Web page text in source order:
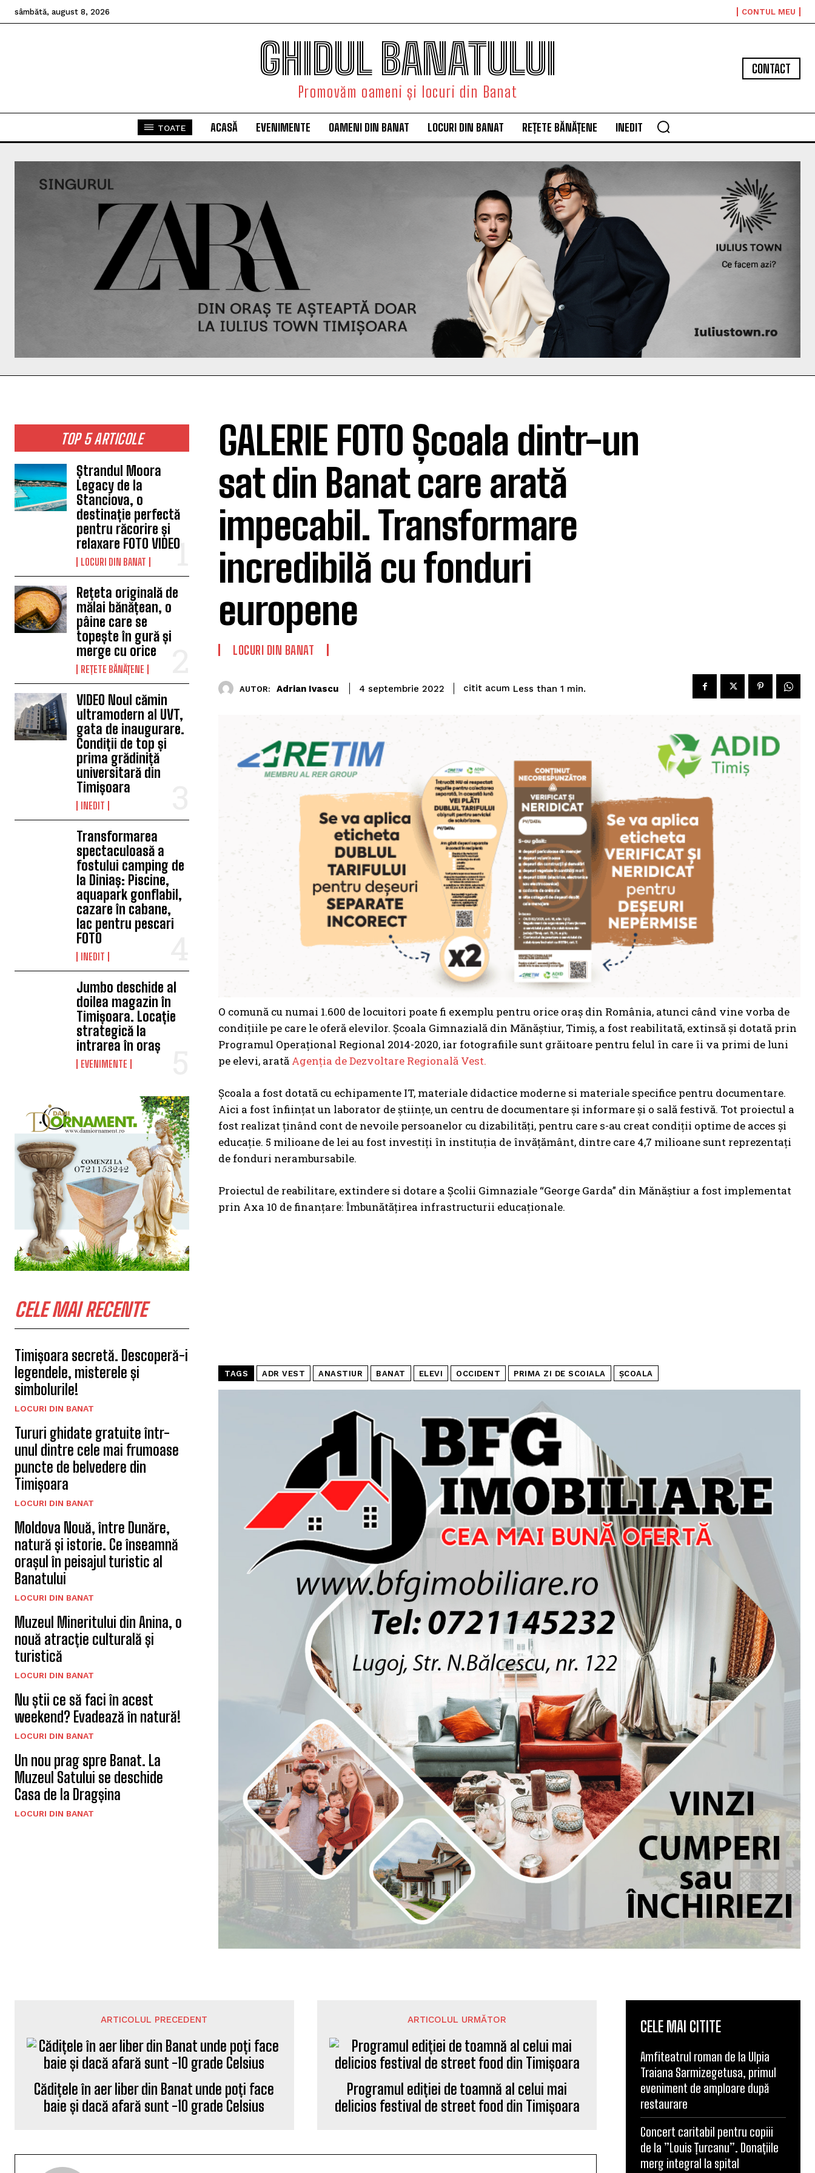
sâmbătă, august 8, 2026 CONTUL MEU
GHIDUL BANATULUI
Promovăm oameni și locuri din Banat
CONTACT
TOATE ACASĂ EVENIMENTE OAMENI DIN BANAT LOCURI DIN BANAT REȚETE BĂNĂȚENE INEDIT
TOP 5 ARTICOLE
Ștrandul Moora
Legacy de la
Stanciova, o
destinație perfectă
pentru răcorire și
relaxare FOTO VIDEO
LOCURI DIN BANAT
Rețeta originală de
mălai bănățean, o
pâine care se
topește în gură și
merge cu orice
REȚETE BĂNĂȚENE
VIDEO Noul cămin
ultramodern al UVT,
gata de inaugurare.
Condiții de top și
prima grădiniță
universitară din
Timișoara
INEDIT
Transformarea
spectaculoasă a
fostului camping de
la Diniaș: Piscine,
aquapark gonflabil,
cazare în cabane,
lac pentru pescari
FOTO
INEDIT
Jumbo deschide al
doilea magazin în
Timișoara. Locație
strategică la
intrarea în oraș
EVENIMENTE
CELE MAI RECENTE
Timișoara secretă. Descoperă-i
legendele, misterele și
simbolurile!
LOCURI DIN BANAT
Tururi ghidate gratuite într-
unul dintre cele mai frumoase
puncte de belvedere din
Timișoara
LOCURI DIN BANAT
Moldova Nouă, între Dunăre,
natură și istorie. Ce înseamnă
orașul în peisajul turistic al
Banatului
LOCURI DIN BANAT
Muzeul Mineritului din Anina, o
nouă atracție culturală și
turistică
LOCURI DIN BANAT
Nu știi ce să faci în acest
weekend? Evadează în natură!
LOCURI DIN BANAT
Un nou prag spre Banat. La
Muzeul Satului se deschide
Casa de la Dragșina
LOCURI DIN BANAT
GALERIE FOTO Școala dintr-un
sat din Banat care arată
impecabil. Transformare
incredibilă cu fonduri
europene
LOCURI DIN BANAT
AUTOR: Adrian Ivascu 4 septembrie 2022 citit acum Less than 1 min.
O comună cu numai 1.600 de locuitori poate fi exemplu pentru orice oraș din România, atunci când vine vorba de
condițiile pe care le oferă elevilor. Școala Gimnazială din Mănăștiur, Timiș, a fost reabilitată, extinsă și dotată prin
Programul Operațional Regional 2014-2020, iar fotografiile sunt grăitoare pentru felul în care îi va primi de luni
pe elevi, arată Agenția de Dezvoltare Regională Vest.
Școala a fost dotată cu echipamente IT, materiale didactice moderne si materiale specifice pentru documentare.
Aici a fost înființat un laborator de științe, un centru de documentare și informare și o sală festivă. Tot proiectul a
fost realizat ținând cont de nevoile persoanelor cu dizabilități, pentru care s-au creat condiții optime de acces și
educație. 5 milioane de lei au fost investiți în instituția de învățământ, dintre care 4,7 milioane sunt reprezentați
de fonduri nerambursabile.
Proiectul de reabilitare, extindere si dotare a Școlii Gimnaziale “George Garda” din Mănăștiur a fost implementat
prin Axa 10 de finanțare: Îmbunătățirea infrastructurii educaționale.
TAGS ADR VEST ANASTIUR BANAT ELEVI OCCIDENT PRIMA ZI DE SCOIALA ȘCOALA
ARTICOLUL PRECEDENT
Cădițele în aer liber din Banat unde poți face
baie și dacă afară sunt -10 grade Celsius
ARTICOLUL URMĂTOR
Programul ediției de toamnă al celui mai
delicios festival de street food din Timișoara
CELE MAI CITITE
Amfiteatrul roman de la Ulpia
Traiana Sarmizegetusa, primul
eveniment de amploare după
restaurare
Concert caritabil pentru copiii
de la ”Louis Țurcanu”. Donațiile
merg integral la spital